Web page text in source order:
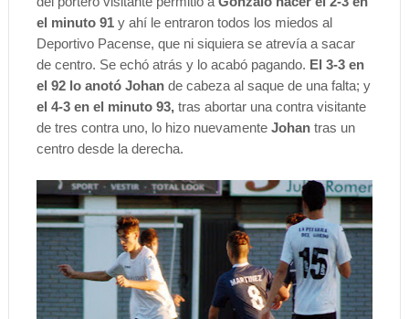
el minuto 91y ahí le entraron todos los miedos al
Deportivo Pacense, que ni siquiera se atrevía a sacar
de centro. Se echó atrás y lo acabó pagando. El 3-3 en
el 92 lo anotó Johande cabeza al saque de una falta; y
el 4-3 en el minuto 93,tras abortar una contra visitante
de tres contra uno, lo hizo nuevamente Johan tras un
centro desde la derecha.